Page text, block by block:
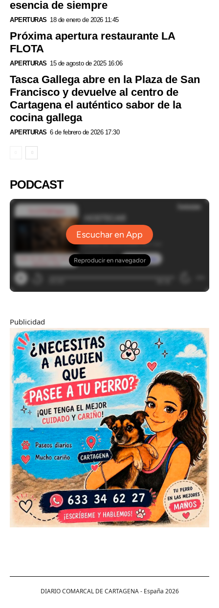
esencia de siempre
APERTURAS 18 de enero de 2026 11:45
Próxima apertura restaurante LA
FLOTA
APERTURAS 15 de agosto de 2025 16:06
Tasca Gallega abre en la Plaza de San
Francisco y devuelve al centro de
Cartagena el auténtico sabor de la
cocina gallega
APERTURAS 6 de febrero de 2026 17:30
PODCAST
Publicidad
DIARIO COMARCAL DE CARTAGENA - España 2026